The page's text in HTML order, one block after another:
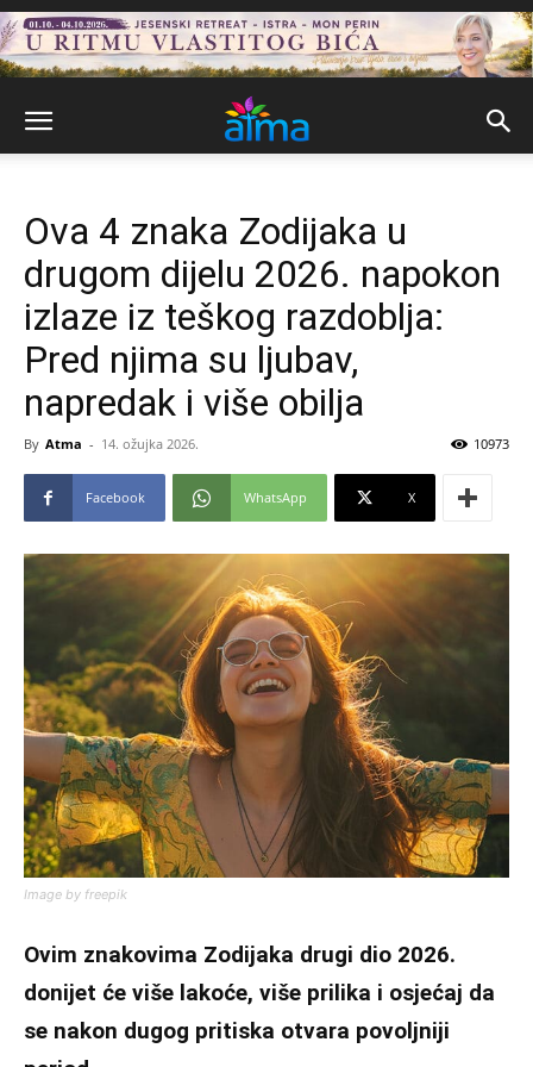
Ova 4 znaka Zodijaka u
drugom dijelu 2026. napokon
izlaze iz teškog razdoblja:
Pred njima su ljubav,
napredak i više obilja
By Atma - 14. ožujka 2026. 10973
Facebook WhatsApp X
Image by freepik
Ovim znakovima Zodijaka drugi dio 2026.
donijet će više lakoće, više prilika i osjećaj da
se nakon dugog pritiska otvara povoljniji